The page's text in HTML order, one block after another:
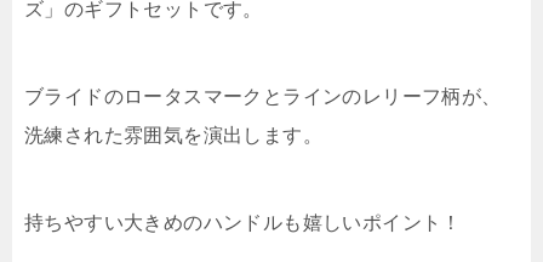
ズ」のギフトセットです。
ブライドのロータスマークとラインのレリーフ柄が、
洗練された雰囲気を演出します。
持ちやすい大きめのハンドルも嬉しいポイント！